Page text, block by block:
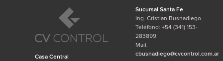
Casa Central
Sucursal Santa Fe
Ing. Cristian Busnadiego
Teléfono: +54 (341) 153-
283899
Mail:
cbusnadiego@cvcontrol.com.ar